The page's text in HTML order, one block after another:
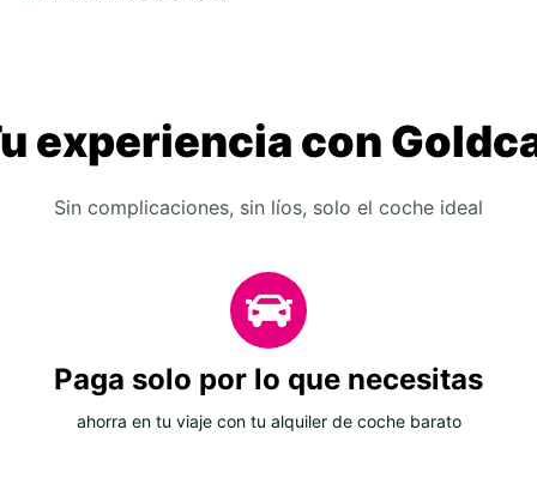
experiencia con
Sin complicaciones, sin líos, solo el coche ideal
Paga solo por lo que necesitas
ahorra en tu viaje con tu alquiler de coche barato